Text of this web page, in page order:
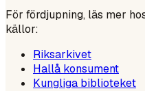
För fördjupning, läs mer
källor:
Riksarkivet
Hallå konsument
Kungliga biblioteket